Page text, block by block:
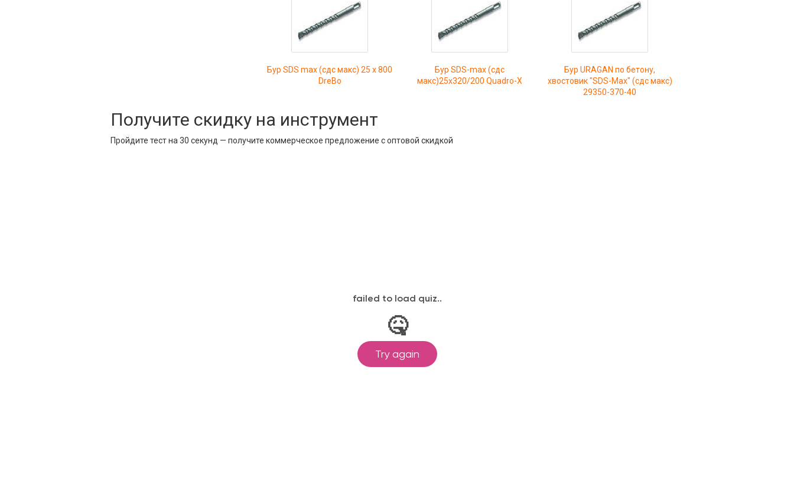
Бур SDS max (сдс макс) 25 x 800
DreBo
Бур SDS-max (сдс
макс)25x320/200 Quadro-X
Бур URAGAN по бетону,
хвостовик "SDS-Max" (сдс макс)
29350-370-40
Получите скидку на инструмент
Пройдите тест на 30 секунд — получите коммерческое предложение с оптовой скидкой